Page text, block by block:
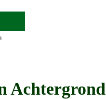
Achtergrond